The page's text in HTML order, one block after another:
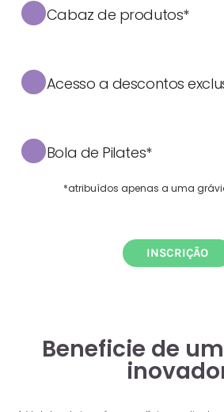
Bola de Pilates*
Cabaz de produtos*
Acesso a descontos
*atribuídos apenas a uma
INSCRIÇÃO
Beneficie de